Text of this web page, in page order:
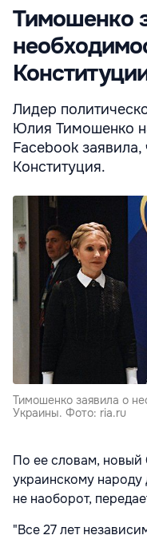
Тимошенко
Лидер
Юлия Тимошенко
Facebook
Конституция.
Тимошенко заявила о
Украины. Фото: ria.ru
По ее словам, новый
украинскому народу
не наоборот,
"Все 27 лет